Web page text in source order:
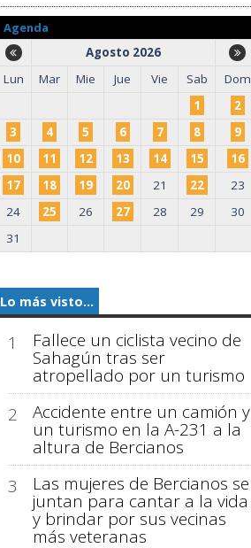
Agenda
Agosto 2026
Lun
Mar Mie Jue Vie Sab
Dom
1
2
3
4 5 6 7 8
9
10
11 12 13 14 15
16
17
18 19 20 21 22
23
24
25 26 27 28 29
30
31
Lo más visto...
1 Fallece un ciclista vecino de
Sahagún tras ser
atropellado por un turismo
2
Accidente entre un camión y
un turismo en la A-231 a la
altura de Bercianos
3
Las mujeres de Bercianos se
juntan para cantar a la vida
y brindar por sus vecinas
más veteranas